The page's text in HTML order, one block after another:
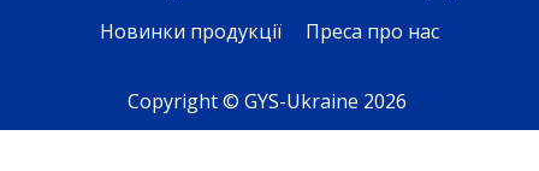
Новинки продукції
Преса про нас
Copyright © GYS-Ukraine 2026